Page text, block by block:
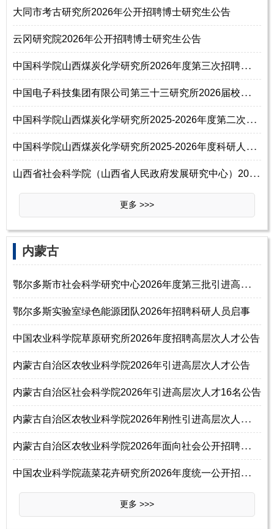
大同市考古研究所2026年公开招聘博士研究生公告
云冈研究院2026年公开招聘博士研究生公告
中
国科学院山西煤炭化学研究所2026年度第三次招聘科研人员启事
中
国电子科技集团有限公司第三十三研究所2026届校园招聘信息
中
国科学院山西煤炭化学研究所2025-2026年度第二次招聘科研人员启事
中
国科学院山西煤炭化学研究所2025-2026年度科研人员第二次招聘启事（有效）
山
西省社会科学院（山西省人民政府发展研究中心）2025年公开招聘博士研究生
更多 >>>
‌‌内蒙古
鄂
尔多斯市社会科学研究中心2026年度第三批引进高层次和紧缺人才公告
鄂尔多斯实验室绿色能源团队2026年招聘科研人员启事
中国农业科学院草原研究所2026年度招聘高层次人才公告
内蒙古自治区农牧业科学院2026年引进高层次人才公告
内蒙古自治区社会科学院2026年引进高层次人才16名公告
内
蒙古自治区农牧业科学院2026年刚性引进高层次人才预公告
内
蒙古自治区农牧业科学院2026年面向社会公开招聘控制数人员220名公告
中
国农业科学院蔬菜花卉研究所2026年度统一公开招聘公告（第一批）
更多 >>>